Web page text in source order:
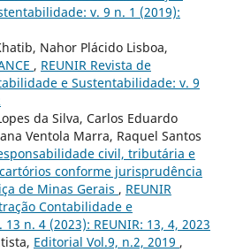
v. 9 n. 1 (2019):
Nahor Plácido Lisboa,
, REUNIR Revista de
e Sustentabilidade: v. 9
da Silva, Carlos Eduardo
Ventola Marra, Raquel Santos
civil, tributária e
conforme jurisprudência
de Minas Gerais , REUNIR
Contabilidade e
n. 4 (2023): REUNIR: 13, 4, 2023
Editorial Vol.9, n.2, 2019 ,